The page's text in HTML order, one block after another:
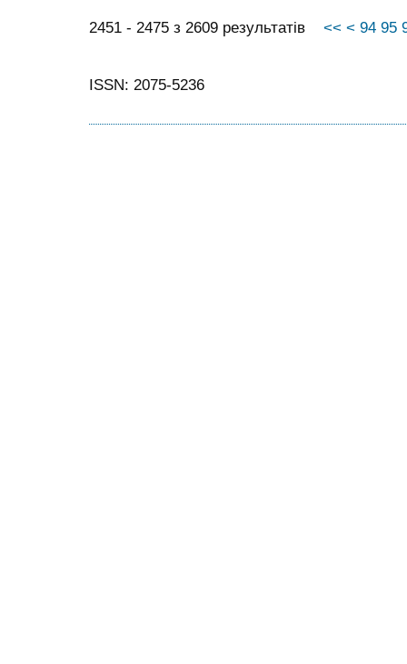
2451 - 2475 з 2609 результатів << < 94 95
ISSN: 2075-5236